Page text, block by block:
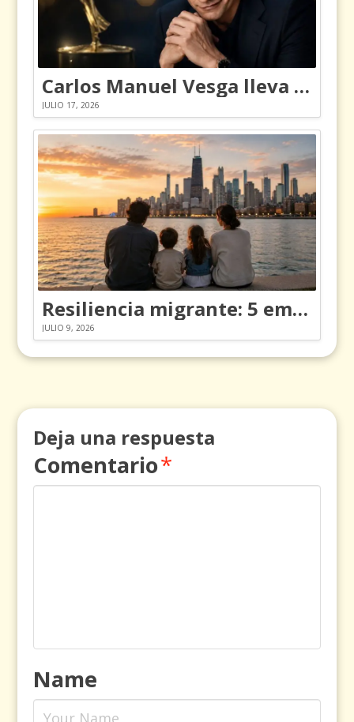
Carlos Manuel Vesga lleva el nombre de Colombia a los Emmy
JULIO 17, 2026
Resiliencia migrante: 5 emociones y cómo gestionarlas
JULIO 9, 2026
Deja una respuesta
Comentario*
Name